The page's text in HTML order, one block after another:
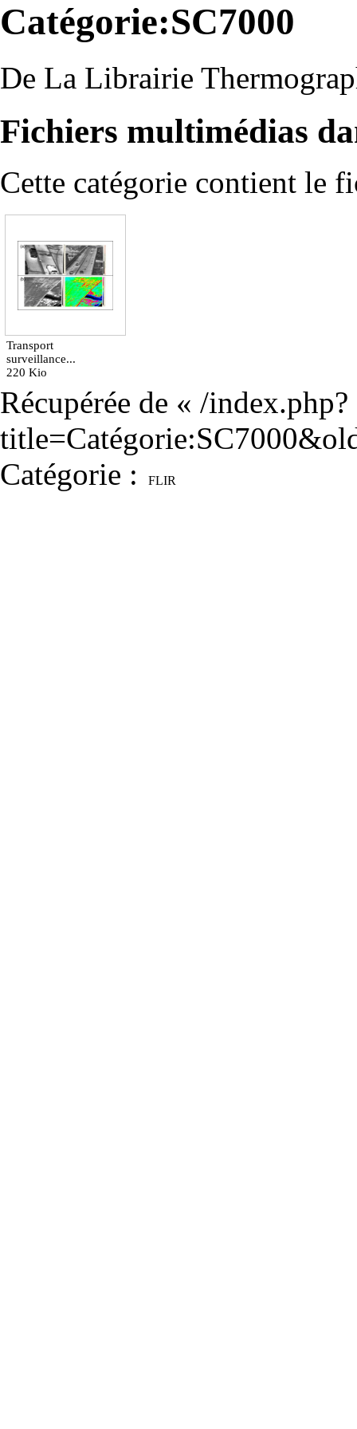
Catégorie:SC7000
De La Librairie
Fichiers multimédias
Cette catégorie contient le
Transport
surveillance...
220 Kio
Récupérée de « /index.php?
Catégorie : FLIR